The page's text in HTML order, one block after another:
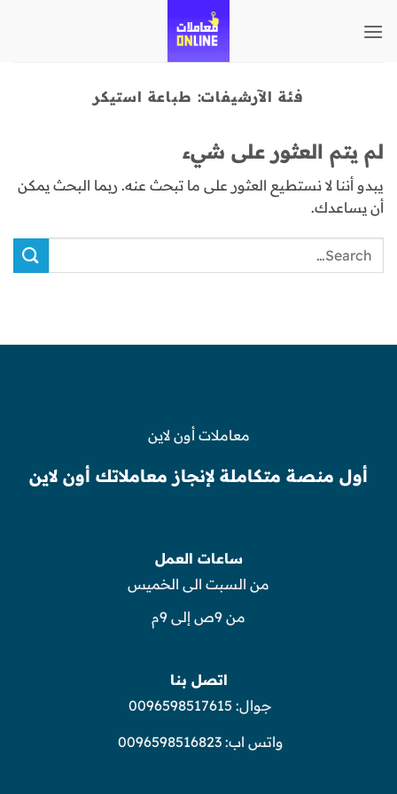
للمحتوى
فئة الآرشيفات: طباعة استيكر
لم يتم العثور على شيء
يبدو أننا لا نستطيع العثور على ما تبحث عنه. ربما البحث يمكن
أن يساعدك.
معاملات أون لاين
أول منصة متكاملة لإنجاز معاملاتك أون لاين
ساعات العمل
من السبت الى الخميس
من 9ص إلى 9م
اتصل بنا
جوال: 0096598517615
واتس اب:0096598516823